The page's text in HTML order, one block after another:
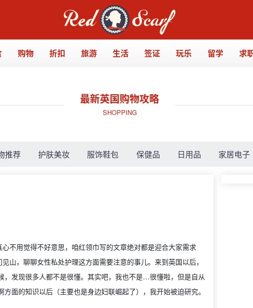
购物 折扣 旅游 生活 签证 玩乐 留学 求
最新英国购物攻略
SHOPPING
推荐 护肤美妆 服饰鞋包 保健品 日用品 家居电子
不用觉得不好意思，咱红领巾写的文章绝对都是迎合大家需求
山，聊聊女性私处护理这方面需要注意的事儿。来到英国以后，
发现很多人都不是很懂。其实吧，我也不是…很懂啦，但是自从
方面的知识以后（主要也是身边妇联崛起了），我开始被迫研究。